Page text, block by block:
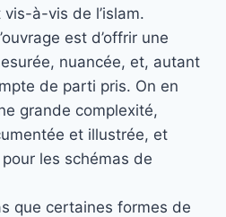
vis-à-vis de l’islam.
est d’offrir une
nuancée, et, autant
de parti pris. On en
grande complexité,
et illustrée, et
les schémas de
que certaines formes de